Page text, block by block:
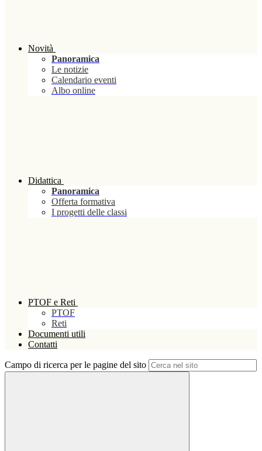
Novità
Panoramica
Le notizie
Calendario eventi
Albo online
Didattica
Panoramica
Offerta formativa
I progetti delle classi
PTOF e Reti
PTOF
Reti
Documenti utili
Contatti
Campo di ricerca per le pagine del sito